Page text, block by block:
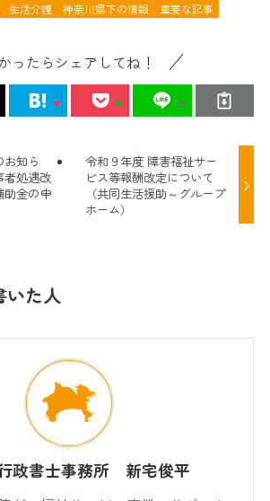
生活介護 神奈川県下の情報 重要な記事
ったらシェアしてね！
お知ら
者処遇改
助金の申
令和９年度 障害福祉サー
ビス等報酬改定について
（共同生活援助～グループ
ホーム）
いた人
政書士事務所 新宅俊平